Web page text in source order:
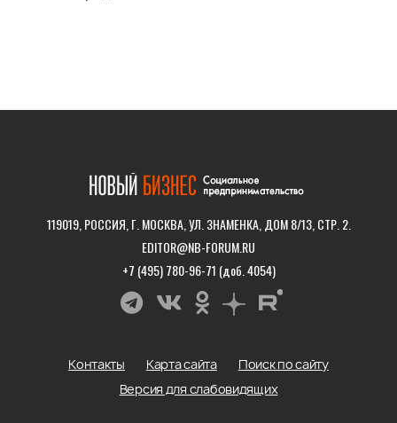
119019, РОССИЯ, Г. МОСКВА, УЛ. ЗНАМЕНКА, ДОМ 8/13, СТР. 2.
EDITOR@NB-FORUM.RU
+7 (495) 780-96-71 (доб. 4054)
Контакты Карта сайта
Поиск по сайту
Версия для слабовидящих